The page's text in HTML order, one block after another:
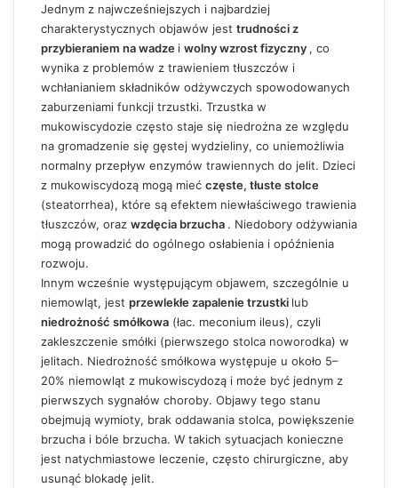
Jednym z najwcześniejszych i najbardziej
charakterystycznych objawów jest trudności z
przybieraniem na wadze i wolny wzrost fizyczny , co
wynika z problemów z trawieniem tłuszczów i
wchłanianiem składników odżywczych spowodowanych
zaburzeniami funkcji trzustki. Trzustka w
mukowiscydozie często staje się niedrożna ze względu
na gromadzenie się gęstej wydzieliny, co uniemożliwia
normalny przepływ enzymów trawiennych do jelit. Dzieci
z mukowiscydozą mogą mieć częste, tłuste stolce
(steatorrhea), które są efektem niewłaściwego trawienia
tłuszczów, oraz wzdęcia brzucha . Niedobory odżywiania
mogą prowadzić do ogólnego osłabienia i opóźnienia
rozwoju.
Innym wcześnie występującym objawem, szczególnie u
niemowląt, jest przewlekłe zapalenie trzustki lub
niedrożność smółkowa (łac. meconium ileus), czyli
zakleszczenie smółki (pierwszego stolca noworodka) w
jelitach. Niedrożność smółkowa występuje u około 5–
20% niemowląt z mukowiscydozą i może być jednym z
pierwszych sygnałów choroby. Objawy tego stanu
obejmują wymioty, brak oddawania stolca, powiększenie
brzucha i bóle brzucha. W takich sytuacjach konieczne
jest natychmiastowe leczenie, często chirurgiczne, aby
usunąć blokadę jelit.